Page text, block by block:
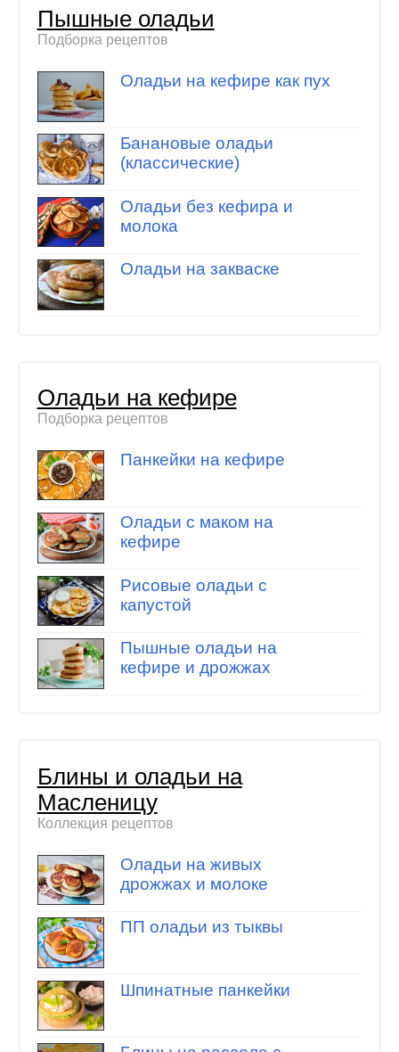
Пышные оладьи
Подборка рецептов
Оладьи на кефире как пух
Банановые оладьи
(классические)
Оладьи без кефира и
молока
Оладьи на закваске
Оладьи на кефире
Подборка рецептов
Панкейки на кефире
Оладьи с маком на
кефире
Рисовые оладьи с
капустой
Пышные оладьи на
кефире и дрожжах
Блины и оладьи на
Масленицу
Коллекция рецептов
Оладьи на живых
дрожжах и молоке
ПП оладьи из тыквы
Шпинатные панкейки